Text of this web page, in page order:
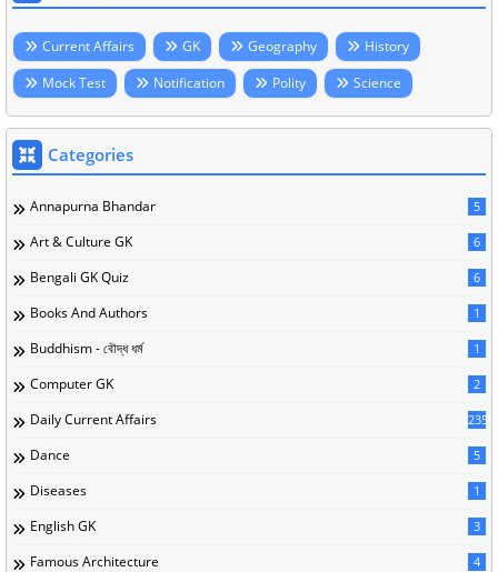
Current Affairs GK Geography
History
Mock Test
Notification Polity Science
Categories
Annapurna Bhandar 5
Art & Culture GK 6
Bengali GK Quiz 6
Books And Authors 1
Buddhism - বৌদ্ধ ধর্ম 1
Computer GK 2
Daily Current Affairs 235
Dance 5
Diseases 1
English GK 3
Famous Architecture 4